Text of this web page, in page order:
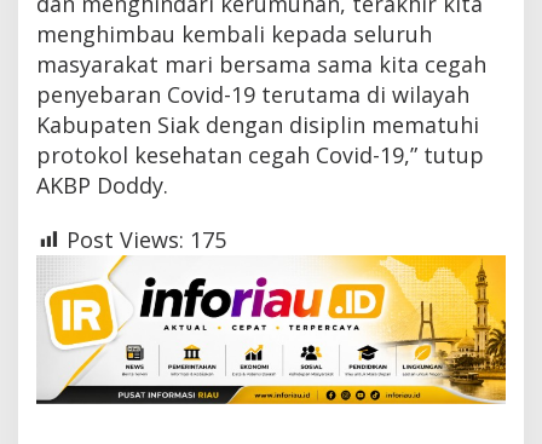
menghimbau kembali kepada seluruh
masyarakat mari bersama sama kita cegah
penyebaran Covid-19 terutama di wilayah
Kabupaten Siak dengan disiplin mematuhi
protokol kesehatan cegah Covid-19,” tutup
AKBP Doddy.
Post Views: 175